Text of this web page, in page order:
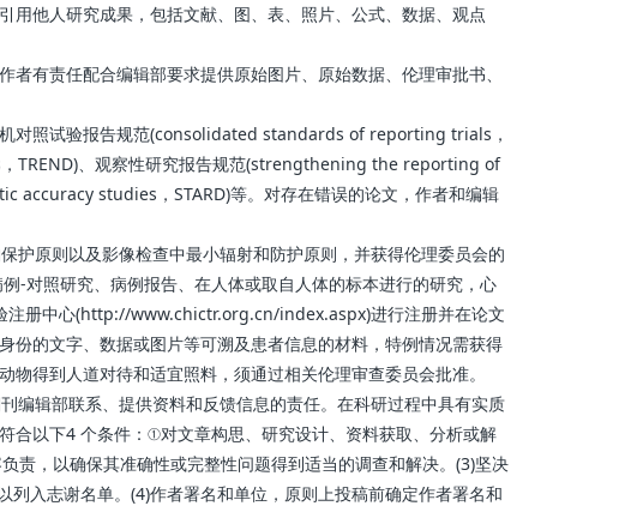
他人研究成果，包括文献、图、表、照片、公式、数据、观点
有责任配合编辑部要求提供原始图片、原始数据、伦理审批书、
对照试验报告规范(consolidated standards of reporting trials，
TREND)、观察性研究报告规范(strengthening the reporting of
studies，STARD)等。对存在错误的论文，作者和编辑
原则以及影像检查中最小辐射和防护原则，并获得伦理委员会的
-对照研究、病例报告、在人体或取自人体的标本进行的研究，心
册中心(http://www.chictr.org.cn/index.aspx)进行注册并在论文
份的文字、数据或图片等可溯及患者信息的材料，特例情况需获得
得到人道对待和适宜照料，须通过相关伦理审查委员会批准。
辑部联系、提供资料和反馈信息的责任。在科研过程中具有实质
合以下4 个条件：①对文章构思、研究设计、资料获取、分析或解
，以确保其准确性或完整性问题得到适当的调查和解决。(3)坚决
入志谢名单。(4)作者署名和单位，原则上投稿前确定作者署名和